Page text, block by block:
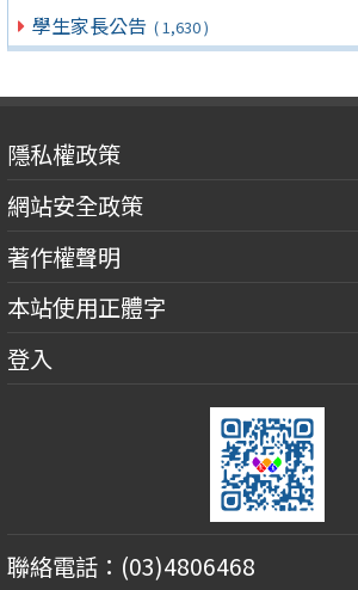
學生家長公告 ( 1,630 )
隱私權政策
網站安全政策
著作權聲明
本站使用正體字
登入
聯絡電話：(03)4806468